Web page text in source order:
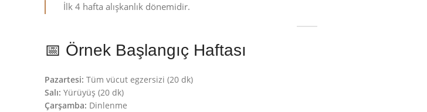
İlk 4 hafta alışkanlık dönemidir.
📅 Örnek Başlangıç Haftası
Pazartesi: Tüm vücut egzersizi (20 dk)
Salı: Yürüyüş (20 dk)
Çarşamba: Dinlenme